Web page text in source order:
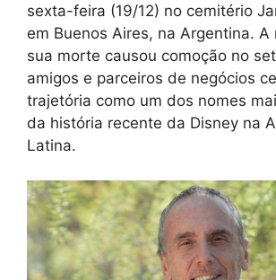
sexta-feira (19/12) no cemitério
em Buenos Aires, na Argentina. A
sua morte causou comoção no
amigos e parceiros de negócios
trajetória como um dos nomes
da história recente da Disney na
Latina.